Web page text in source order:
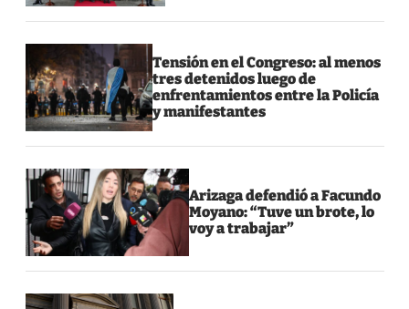
Tensión en el Congreso: al menos
tres detenidos luego de
enfrentamientos entre la Policía
y manifestantes
Arizaga defendió a Facundo
Moyano: “Tuve un brote, lo
voy a trabajar”